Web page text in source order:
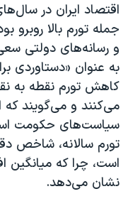
اقتصاد ایران در
جمله تورم بالا
به عنوان «دستاوردی
می‌کنند و می‌گویند که
سیاست‌های حکومت
تورم سالانه، شاخص
است، چرا که
نشان می‌دهد.